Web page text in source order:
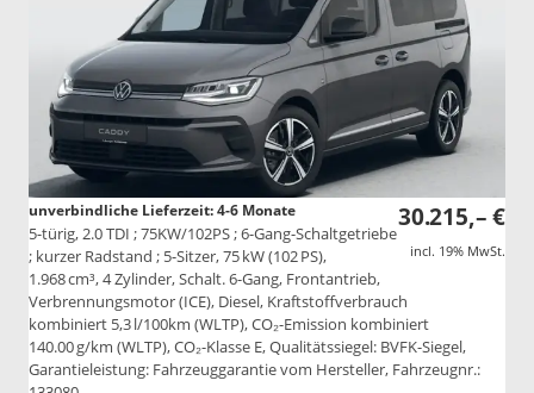
30.215,– €
incl. 19% MwSt.
unverbindliche Lieferzeit: 4-6 Monate
5-türig, 2.0 TDI ; 75KW/102PS ; 6-Gang-Schaltgetriebe
; kurzer Radstand ; 5-Sitzer, 75 kW (102 PS),
1.968 cm³, 4 Zylinder, Schalt. 6-Gang, Frontantrieb,
Verbrennungsmotor (ICE), Diesel, Kraftstoffverbrauch
kombiniert 5,3 l/100km (WLTP), CO₂-Emission kombiniert
140.00 g/km (WLTP), CO₂-Klasse E, Qualitätssiegel: BVFK-Siegel,
Garantieleistung: Fahrzeuggarantie vom Hersteller, Fahrzeugnr.: